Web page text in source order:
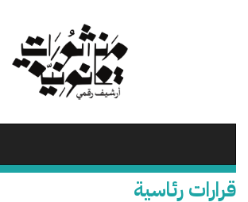
قرارات رئاسية